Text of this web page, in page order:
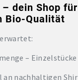
dein Shop
Bio-Qualität
–
an nachhaltigen